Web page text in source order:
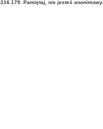
Pamiętaj, nie jesteś anonimowy.